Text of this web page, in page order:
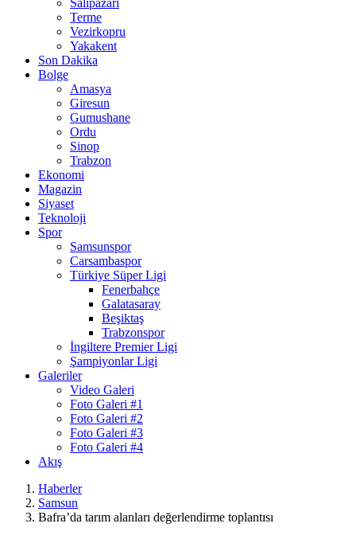
Salipazari
Terme
Vezirkopru
Yakakent
Son Dakika
Bolge
Amasya
Giresun
Gumushane
Ordu
Sinop
Trabzon
Ekonomi
Magazin
Siyaset
Teknoloji
Spor
Samsunspor
Carsambaspor
Türkiye Süper Ligi
Fenerbahçe
Galatasaray
Beşiktaş
Trabzonspor
İngiltere Premier Ligi
Şampiyonlar Ligi
Galeriler
Video Galeri
Foto Galeri #1
Foto Galeri #2
Foto Galeri #3
Foto Galeri #4
Akış
Haberler
Samsun
Bafra’da tarım alanları değerlendirme toplantısı